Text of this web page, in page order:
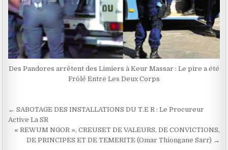
Des Pandores arrêtent des Limiers à Keur Massar : Le pire a été
Frôlé Entre Les Deux Corps
Navigation
de
l’article
← SABOTAGE DES INSTALLATIONS DU T.E R : Le Procureur
Active La SR
« REWUM NGOR », CREUSET DE VALEURS, DE CONVICTIONS,
DE PRINCIPES ET DE TEMERITE (Omar Thiongane Sarr) →